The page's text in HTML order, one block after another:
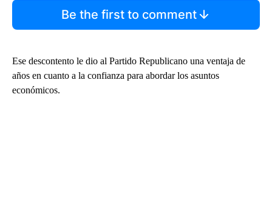
Be the first to comment
Ese descontento le dio al Partido Republicano una ventaja de
años en cuanto a la confianza para abordar los asuntos
económicos.